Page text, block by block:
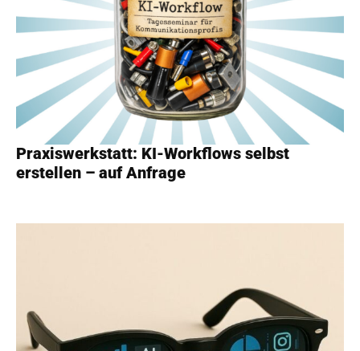
Praxiswerkstatt: KI-Workflows selbst
erstellen – auf Anfrage